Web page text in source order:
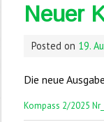
Neuer
Posted on 19.
Die neue
Kompass 2/2025